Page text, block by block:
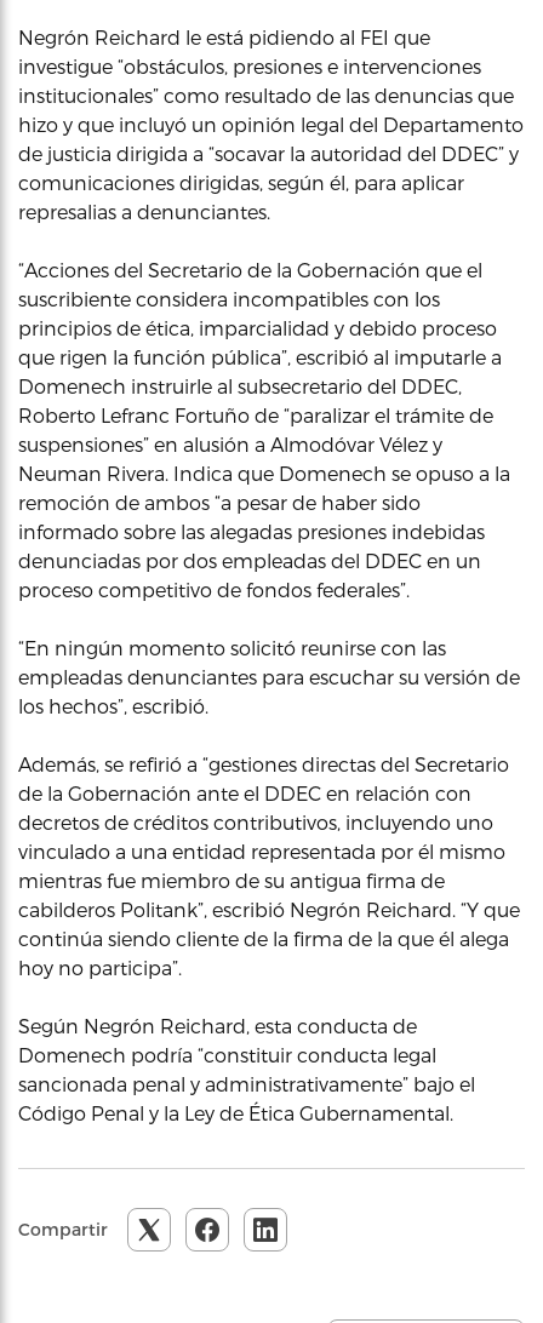
Negrón Reichard le está pidiendo al FEI que
investigue “obstáculos, presiones e intervenciones
institucionales” como resultado de las denuncias que
hizo y que incluyó un opinión legal del Departamento
de justicia dirigida a “socavar la autoridad del DDEC” y
comunicaciones dirigidas, según él, para aplicar
represalias a denunciantes.
“Acciones del Secretario de la Gobernación que el
suscribiente considera incompatibles con los
principios de ética, imparcialidad y debido proceso
que rigen la función pública”, escribió al imputarle a
Domenech instruirle al subsecretario del DDEC,
Roberto Lefranc Fortuño de “paralizar el trámite de
suspensiones” en alusión a Almodóvar Vélez y
Neuman Rivera. Indica que Domenech se opuso a la
remoción de ambos “a pesar de haber sido
informado sobre las alegadas presiones indebidas
denunciadas por dos empleadas del DDEC en un
proceso competitivo de fondos federales”.
“En ningún momento solicitó reunirse con las
empleadas denunciantes para escuchar su versión de
los hechos”, escribió.
Además, se refirió a “gestiones directas del Secretario
de la Gobernación ante el DDEC en relación con
decretos de créditos contributivos, incluyendo uno
vinculado a una entidad representada por él mismo
mientras fue miembro de su antigua firma de
cabilderos Politank”, escribió Negrón Reichard. “Y que
continúa siendo cliente de la firma de la que él alega
hoy no participa”.
Según Negrón Reichard, esta conducta de
Domenech podría “constituir conducta legal
sancionada penal y administrativamente” bajo el
Código Penal y la Ley de Ética Gubernamental.
Compartir